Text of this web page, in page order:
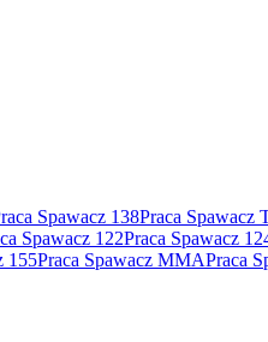
Spawacz 138Praca Spawacz
Spawacz 122Praca Spawacz
155Praca Spawacz MMAPraca